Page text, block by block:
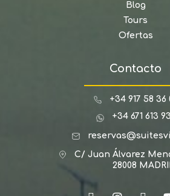
Blog
Tours
Ofertas
Contacto
+34 917 58 36
+34 671 613
C/ Juan Álvarez
28008